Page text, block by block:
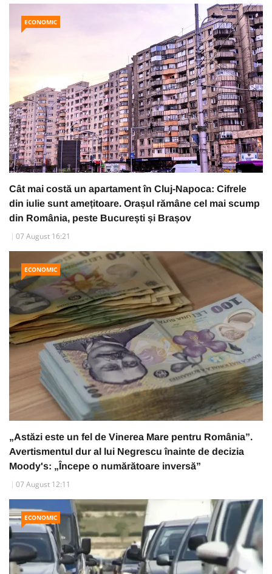
ECONOMIC
Cât mai costă un apartament în Cluj-Napoca: Cifrele
din iulie sunt amețitoare. Orașul rămâne cel mai scump
din România, peste București și Brașov
07 August 16:21
ECONOMIC
„Astăzi este un fel de Vinerea Mare pentru România”.
Avertismentul dur al lui Negrescu înainte de decizia
Moody's: „Începe o numărătoare inversă”
07 August 12:11
ECONOMIC